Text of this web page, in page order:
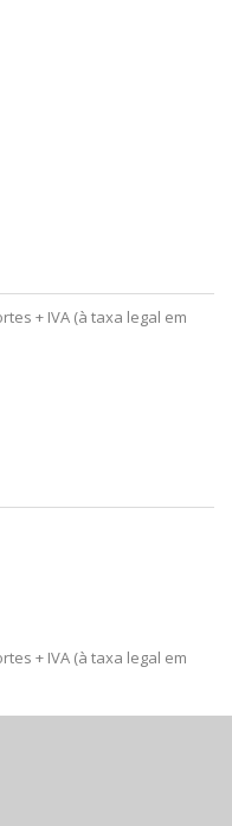
+ IVA (à taxa legal em
+ IVA (à taxa legal em